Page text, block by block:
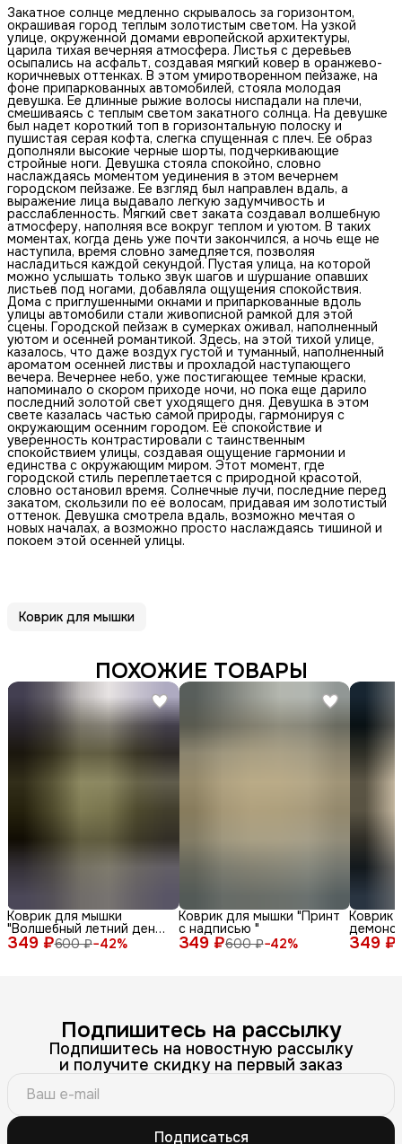
Закатное солнце медленно скрывалось за горизонтом,
окрашивая город теплым золотистым светом. На узкой
улице, окруженной домами европейской архитектуры,
царила тихая вечерняя атмосфера. Листья с деревьев
осыпались на асфальт, создавая мягкий ковер в оранжево-
коричневых оттенках. В этом умиротворенном пейзаже, на
фоне припаркованных автомобилей, стояла молодая
девушка. Ее длинные рыжие волосы ниспадали на плечи,
смешиваясь с теплым светом закатного солнца. На девушке
был надет короткий топ в горизонтальную полоску и
пушистая серая кофта, слегка спущенная с плеч. Ее образ
дополняли высокие черные шорты, подчеркивающие
стройные ноги. Девушка стояла спокойно, словно
наслаждаясь моментом уединения в этом вечернем
городском пейзаже. Ее взгляд был направлен вдаль, а
выражение лица выдавало легкую задумчивость и
расслабленность. Мягкий свет заката создавал волшебную
атмосферу, наполняя все вокруг теплом и уютом. В таких
моментах, когда день уже почти закончился, а ночь еще не
наступила, время словно замедляется, позволяя
насладиться каждой секундой. Пустая улица, на которой
можно услышать только звук шагов и шуршание опавших
листьев под ногами, добавляла ощущения спокойствия.
Дома с приглушенными окнами и припаркованные вдоль
улицы автомобили стали живописной рамкой для этой
сцены. Городской пейзаж в сумерках оживал, наполненный
уютом и осенней романтикой. Здесь, на этой тихой улице,
казалось, что даже воздух густой и туманный, наполненный
ароматом осенней листвы и прохладой наступающего
вечера. Вечернее небо, уже постигающее темные краски,
напоминало о скором приходе ночи, но пока еще дарило
последний золотой свет уходящего дня. Девушка в этом
свете казалась частью самой природы, гармонируя с
окружающим осенним городом. Её спокойствие и
уверенность контрастировали с таинственным
спокойствием улицы, создавая ощущение гармонии и
единства с окружающим миром. Этот момент, где
городской стиль переплетается с природной красотой,
словно остановил время. Солнечные лучи, последние перед
закатом, скользили по её волосам, придавая им золотистый
оттенок. Девушка смотрела вдаль, возможно мечтая о
новых началах, а возможно просто наслаждаясь тишиной и
покоем этой осенней улицы.
Коврик для мышки
ПОХОЖИЕ ТОВАРЫ
349 ₽600 ₽−42%
Коврик для мышки
"Волшебный летний день
с енотом среди ромашек
и бабочек"
349 ₽600 ₽−42%
Коврик для мышки "Принт
с надписью "
349 ₽
Коврик
лица и
Подпишитесь на рассылку
Подпишитесь на новостную рассылку
и получите скидку на первый заказ
Подписаться